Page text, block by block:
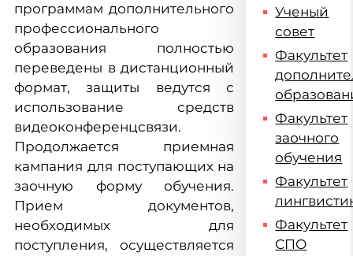
программам дополнительного
профессионального
образования полностью
переведены в дистанционный
формат, защиты ведутся с
использование средств
видеоконференцсвязи.
Продолжается приемная
кампания для поступающих на
заочную форму обучения.
Прием документов,
необходимых для
поступления, осуществляется
Ученый
совет
Факультет
Факультет
заочного
обучения
Факультет
Факультет
СПО